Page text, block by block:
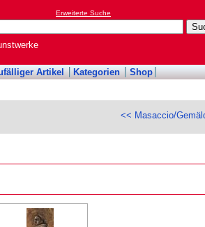
Erweiterte Suche
Artikel Kategorien Shop
<< Masaccio/